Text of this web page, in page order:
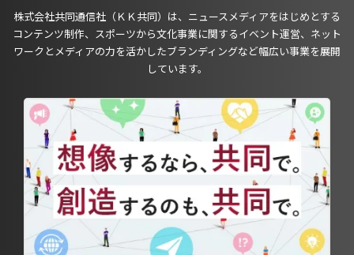
株式会社共同通信社（ＫＫ共同）は、ニュースメディアをはじめとする
コンテンツ制作、スポーツから文化事業に関するイベント運営、ネット
ワークとメディアの力を活かしたブランディングなど幅広い事業を展開
しています。